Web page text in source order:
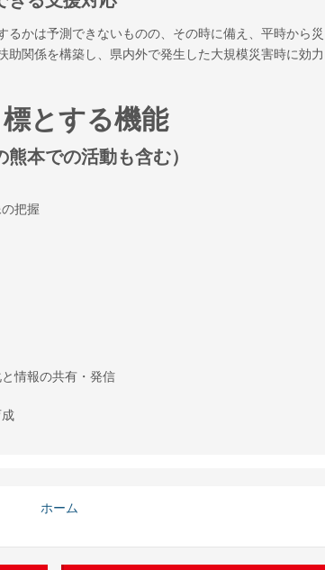
るかは予測できないものの、その時に備え、平時から災
助関係を構築し、県内外で発生した大規模災害時に効力
とする機能
本での活動も含む）
把握
情報の共有・発信
ホーム